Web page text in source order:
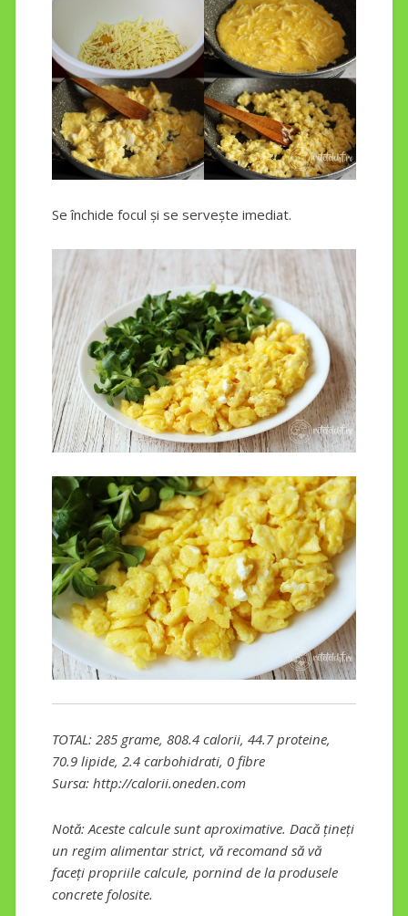
Se închide focul și se servește imediat.
TOTAL: 285 grame, 808.4 calorii, 44.7 proteine,
70.9 lipide, 2.4 carbohidrati, 0 fibre
Sursa: http://calorii.oneden.com
Notă: Aceste calcule sunt aproximative. Dacă țineți
un regim alimentar strict, vă recomand să vă
faceți propriile calcule, pornind de la produsele
concrete folosite.